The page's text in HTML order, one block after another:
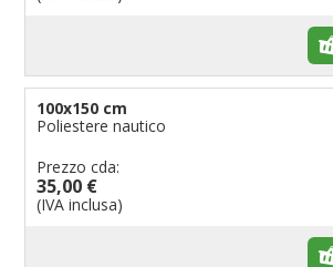
100x150 cm
Poliestere nautico
Prezzo cda:
35,00 €
(IVA inclusa)